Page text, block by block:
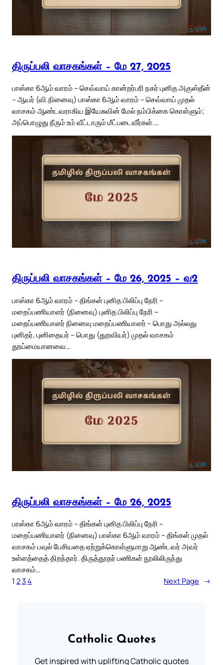
திருப்பலி வாசகங்கள் – மே 27, 2025
பாஸ்கா 6ஆம் வாரம் – செவ்வாய் கான்றர்பரி நகர் புனித அகுஸ்தீன்
– ஆயர் (வி.நினைவு) பாஸ்கா 6ஆம் வாரம் – செவ்வாய் முதல்
வாசகம் ஆண்டவராகிய இயேசுவின் மேல் நம்பிக்கை கொள்ளும்;
அப்பொழுது நீரும் உம் வீட்டாரும் மீட்படைவீர்கள்.…
திருப்பலி வாசகங்கள் – மே 26, 2025 – வ2
பாஸ்கா 6ஆம் வாரம் – திங்கள் புனித பிலிப்பு நேரி –
மறைப்பணியாளர் (நினைவு) புனித பிலிப்பு நேரி –
மறைப்பணியாளர் நினைவு மறைப்பணியாளர் – பொது அல்லது
புனிதர், புனிதையர் – பொது (துறவியர்) முதல் வாசகம்
தூய்மையானவை…
திருப்பலி வாசகங்கள் – மே 26, 2025
பாஸ்கா 6ஆம் வாரம் – திங்கள் புனித பிலிப்பு நேரி –
மறைப்பணியாளர் (நினைவு) பாஸ்கா 6ஆம் வாரம் – திங்கள் முதல்
வாசகம் பவுல் பேசியதை ஏற்றுக்கொள்ளுமாறு ஆண்டவர் அவர்
உள்ளத்தைத் திறந்தார். திருத்தூதர் பணிகள் நூலிலிருந்து
வாசகம்…
1 234 Next Page →
Catholic Quotes
Get inspired with uplifting Catholic quotes